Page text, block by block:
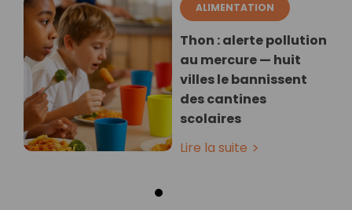
ALIMENTATION
Thon : alerte pollution
au mercure — huit
villes le bannissent
des cantines
scolaires
Lire la suite